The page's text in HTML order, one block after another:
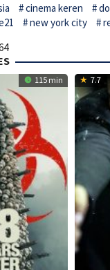
cinema keren
new york city
115 min 7.7